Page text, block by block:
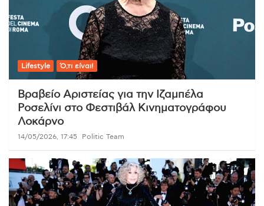
Lifestyle Ό,τι είναι!
Βραβείο Αριστείας για την Ιζαμπέλα
Ροσελίνι στο Φεστιβάλ Κινηματογράφου
Λοκάρνο
14/05/2026, 17:45 Politic Team